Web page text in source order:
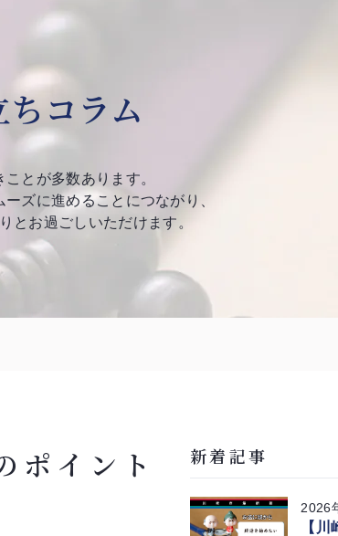
コラム
とが多数あります。
ズに進めることにつながり、
とお過ごしいただけます。
ポイント
新着記事
2026
【